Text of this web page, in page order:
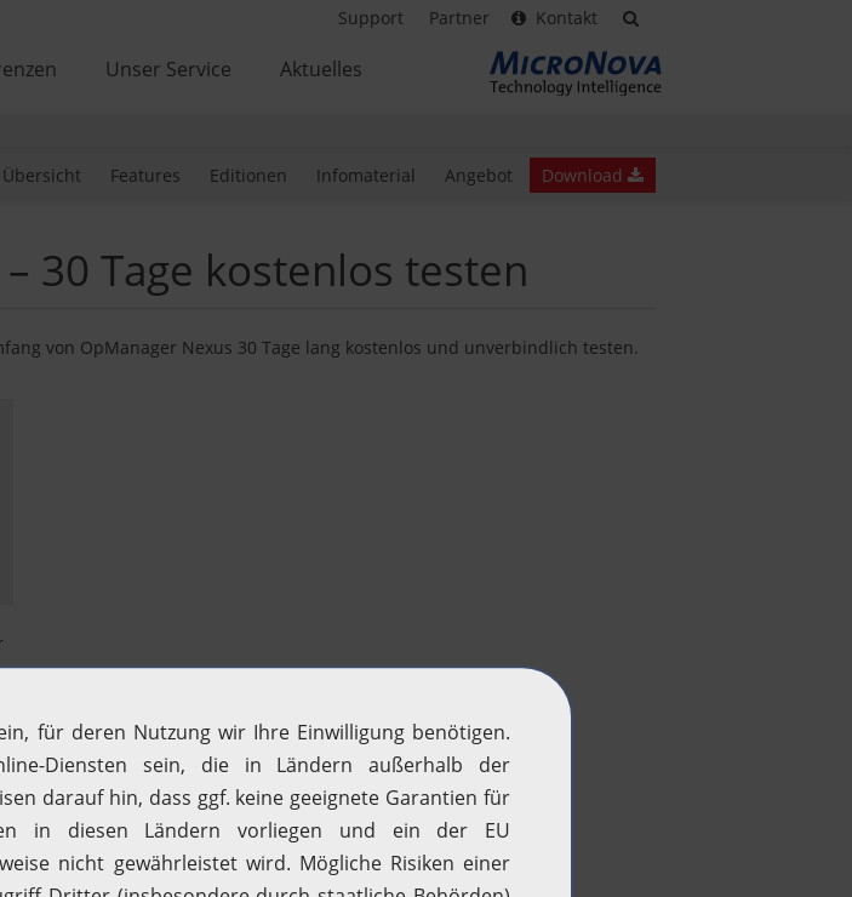
Support Partner Kontakt
Unser Service Aktuelles
Übersicht Features Editionen Infomaterial Angebot Download
30 Tage kostenlos testen
von OpManager Nexus 30 Tage lang kostenlos und unverbindlich testen.